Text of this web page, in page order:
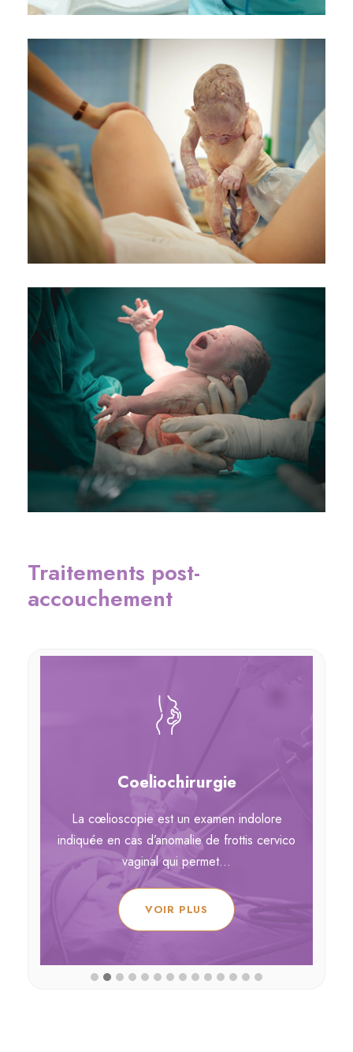
Traitements post-
accouchement
Coeliochirurgie
La cœlioscopie est un examen indolore
indiquée en cas d’anomalie de frottis cervico
vaginal qui permet...
VOIR PLUS